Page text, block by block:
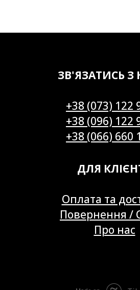
ЗВ'ЯЗАТИСЬ
+38 (073) 122
+38 (096) 122
+38 (066) 660
ДЛЯ
Оплата та
Повернення /
Про нас